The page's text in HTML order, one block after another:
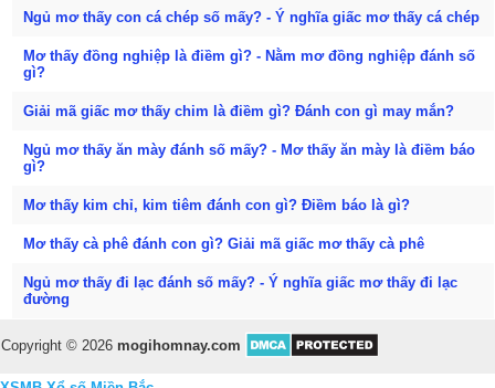
Ngủ mơ thấy con cá chép số mấy? - Ý nghĩa giấc mơ thấy cá chép
Mơ thấy đồng nghiệp là điềm gì? - Nằm mơ đồng nghiệp đánh số
gì?
Giải mã giấc mơ thấy chim là điềm gì? Đánh con gì may mắn?
Ngủ mơ thấy ăn mày đánh số mấy? - Mơ thấy ăn mày là điềm báo
gì?
Mơ thấy kim chỉ, kim tiêm đánh con gì? Điềm báo là gì?
Mơ thấy cà phê đánh con gì? Giải mã giấc mơ thấy cà phê
Ngủ mơ thấy đi lạc đánh số mấy? - Ý nghĩa giấc mơ thấy đi lạc
đường
Copyright © 2026 mogihomnay.com